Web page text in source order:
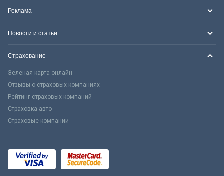
Реклама
Новости и статьи
Страхование
Зеленая карта онлайн
Отзывы о страховых компаниях
Рейтинг страховых компаний
Страховка авто
Страховые компании